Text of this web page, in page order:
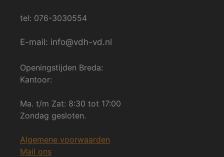
tel: 076-3030554
E-mail: info@vdh-vd.nl
Openingstijden Breda:
Kantoor:
Ma. t/m Zat: 8:30 tot 17:00
Zondag gesloten.
Algemene voorwaarden
Mail ons